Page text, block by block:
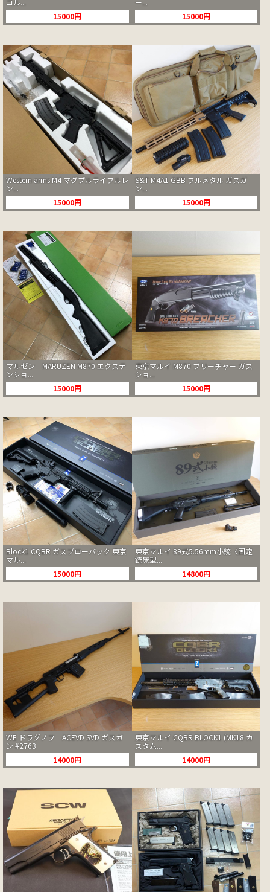
コル...
15000円
ー...
15000円
Western arms M4 マグプルライフルレ
ン...
15000円
S&T M4A1 GBB フルメタル ガスガ
ン...
15000円
マルゼン MARUZEN M870 エクステ
ンショ...
15000円
東京マルイ M870 ブリーチャー ガス
ショ...
15000円
Block1 CQBR ガスブローバック 東京
マル...
15000円
東京マルイ 89式5.56mm小銃〈固定
銃床型...
14800円
WE ドラグノフ ACEVD SVD ガスガ
ン #2763
14000円
東京マルイ CQBR BLOCK1 (MK18 カ
スタム...
14000円